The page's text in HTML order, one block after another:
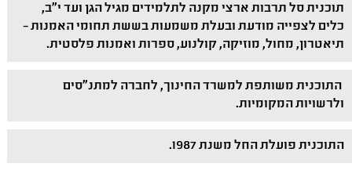
תוכנית סל תרבות ארצי מקנה לתלמידים מגיל הגן ועד י"ב,
כלים לצפייה מודעת ובעלת משמעות בששת תחומי האמנות –
תיאטרון, מחול, מוזיקה, קולנוע, ספרות ואמנות פלסטית.
התוכנית משותפת למשרד החינוך, לחברה למתנ"סים
ולרשויות המקומיות.
התוכנית פועלת החל משנת 1987.